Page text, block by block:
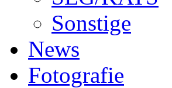
Sonstige
News
Fotografie